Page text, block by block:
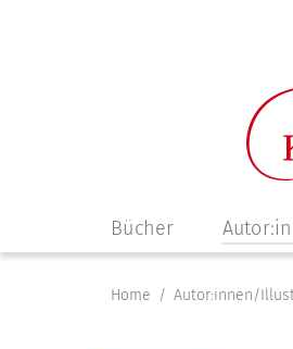
Navigation
überspringen
Bücher
Home Autor:innen/